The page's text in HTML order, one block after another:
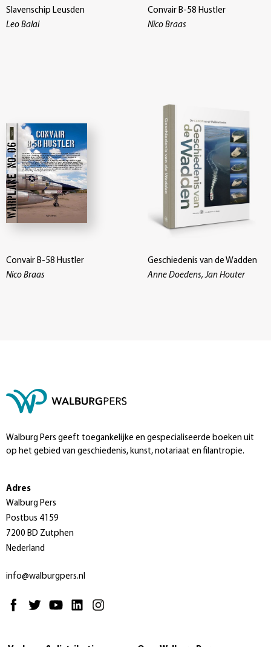
Slavenschip Leusden
Leo Balai
Convair B-58 Hustler
Nico Braas
Convair B-58 Hustler
Nico Braas
Geschiedenis van de Wadden
Anne Doedens, Jan Houter
Walburg Pers geeft toegankelijke en gespecialiseerde boeken uit
op het gebied van geschiedenis, kunst, notariaat en filantropie.
Adres
Walburg Pers
Postbus 4159
7200 BD Zutphen
Nederland
info@walburgpers.nl